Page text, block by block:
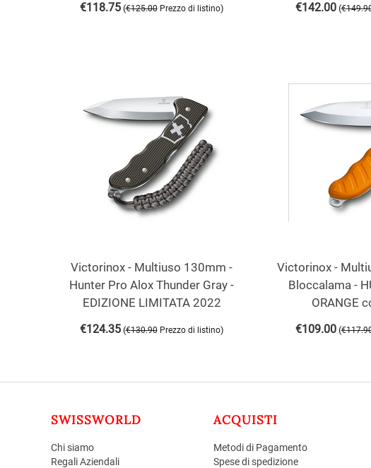
€118.75 (€125.00 Prezzo di listino) €142.00 (€
Victorinox - Multiuso 130mm -
Hunter Pro Alox Thunder Gray -
EDIZIONE LIMITATA 2022
€124.35 (€130.90 Prezzo di listino)
Victorinox -
Bloccalama -
ORANGE
€109.00 (€
SWISSWORLD
Chi siamo
Regali Aziendali
ACQUISTI
Metodi di Pagamento
Spese di spedizione